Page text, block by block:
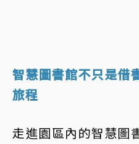
智慧圖書館不只是借
旅程
走進園區內的智慧圖